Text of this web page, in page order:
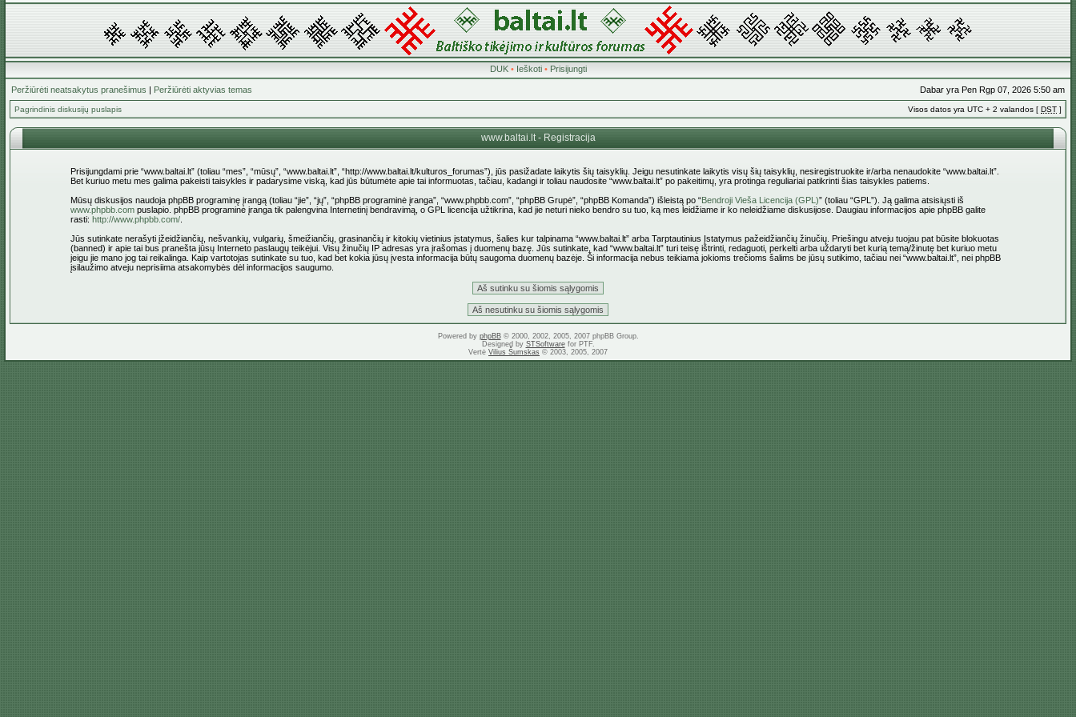
DUK• Ieškoti• Prisijungti
Peržiūrėti neatsakytus pranešimus | Peržiūrėti aktyvias temas Dabar yra Pen Rgp 07, 2026 5:50 am
Pagrindinis diskusijų puslapis Visos datos yra UTC + 2 valandos [ DST ]
www.baltai.lt - Registracija
Prisijungdami prie “www.baltai.lt” (toliau “mes”, “mūsų”, “www.baltai.lt”, “http://www.baltai.lt/kulturos_forumas”), jūs pasižadate laikytis šių taisyklių. Jeigu nesutinkate laikytis visų šių taisyklių, nesiregistruokite ir/arba nenaudokite “www.baltai.lt”.
Bet kuriuo metu mes galima pakeisti taisykles ir padarysime viską, kad jūs būtumėte apie tai informuotas, tačiau, kadangi ir toliau naudosite “www.baltai.lt” po pakeitimų, yra protinga reguliariai patikrinti šias taisykles patiems.
Mūsų diskusijos naudoja phpBB programinę įrangą (toliau “jie”, “jų”, “phpBB programinė įranga”, “www.phpbb.com”, “phpBB Grupė”, “phpBB Komanda”) išleistą po “Bendroji Vieša Licencija (GPL)” (toliau “GPL”). Ją galima atsisiųsti iš
www.phpbb.compuslapio. phpBB programinė įranga tik palengvina Internetinį bendravimą, o GPL licencija užtikrina, kad jie neturi nieko bendro su tuo, ką mes leidžiame ir ko neleidžiame diskusijose. Daugiau informacijos apie phpBB galite
rasti: http://www.phpbb.com/.
Jūs sutinkate nerašyti įžeidžiančių, nešvankių, vulgarių, šmeižiančių, grasinančių ir kitokių vietinius įstatymus, šalies kur talpinama “www.baltai.lt” arba Tarptautinius Įstatymus pažeidžiančių žinučių. Priešingu atveju tuojau pat būsite blokuotas
(banned) ir apie tai bus pranešta jūsų Interneto paslaugų teikėjui. Visų žinučių IP adresas yra įrašomas į duomenų bazę. Jūs sutinkate, kad “www.baltai.lt” turi teisę ištrinti, redaguoti, perkelti arba uždaryti bet kurią temą/žinutę bet kuriuo metu
jeigu jie mano jog tai reikalinga. Kaip vartotojas sutinkate su tuo, kad bet kokia jūsų įvesta informacija būtų saugoma duomenų bazėje. Ši informacija nebus teikiama jokioms trečioms šalims be jūsų sutikimo, tačiau nei “www.baltai.lt”, nei phpBB
įsilaužimo atveju neprisiima atsakomybės dėl informacijos saugumo.
Powered by phpBB© 2000, 2002, 2005, 2007 phpBB Group.
Designed by STSoftwarefor PTF.
Vertė Vilius Šumskas © 2003, 2005, 2007